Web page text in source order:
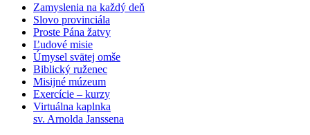
Zamyslenia na každý deň
Slovo provinciála
Proste Pána žatvy
Ľudové misie
Úmysel svätej omše
Biblický ruženec
Misijné múzeum
Exercície – kurzy
Virtuálna kaplnka
sv. Arnolda Janssena